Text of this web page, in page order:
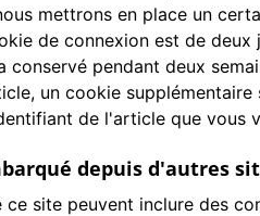
mettrons en place un
de connexion est de
conservé pendant deux
un cookie
de l'article que vous
depuis d'autres
ce site peuvent inclure des